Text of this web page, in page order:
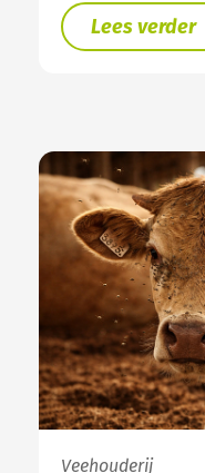
Lees verder
Veehouderij